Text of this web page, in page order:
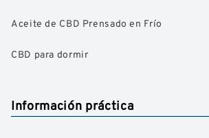
Aceite de CBD Prensado en Frío
CBD para dormir
Información práctica